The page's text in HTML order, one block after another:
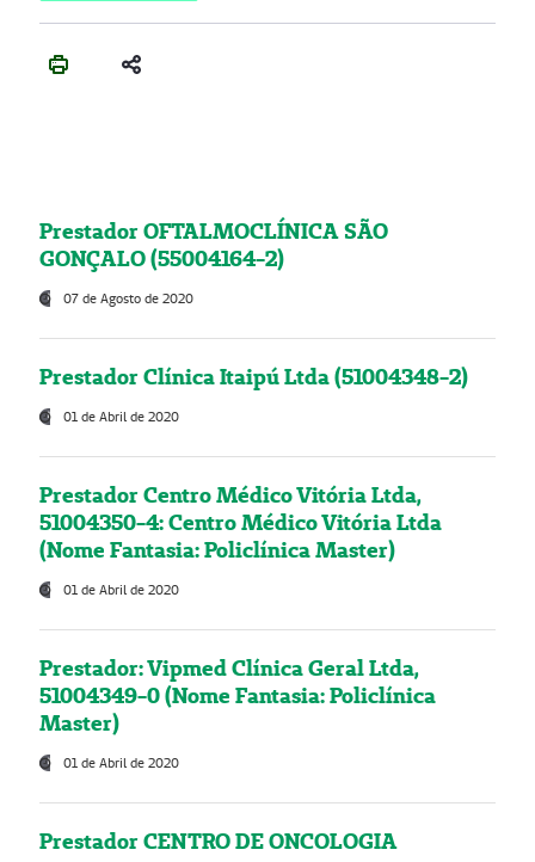
Prestador OFTALMOCLÍNICA SÃO
GONÇALO (55004164-2)
07 de Agosto de 2020
Prestador Clínica Itaipú Ltda (51004348-2)
01 de Abril de 2020
Prestador Centro Médico Vitória Ltda,
51004350-4: Centro Médico Vitória Ltda
(Nome Fantasia: Policlínica Master)
01 de Abril de 2020
Prestador: Vipmed Clínica Geral Ltda,
51004349-0 (Nome Fantasia: Policlínica
Master)
01 de Abril de 2020
Prestador CENTRO DE ONCOLOGIA